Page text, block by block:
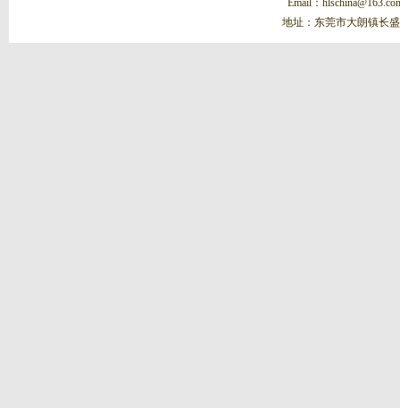
Email：
地址：东莞市大朗镇长